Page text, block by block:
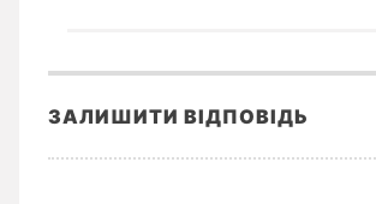
ЗАЛИШИТИ ВІДПОВІДЬ